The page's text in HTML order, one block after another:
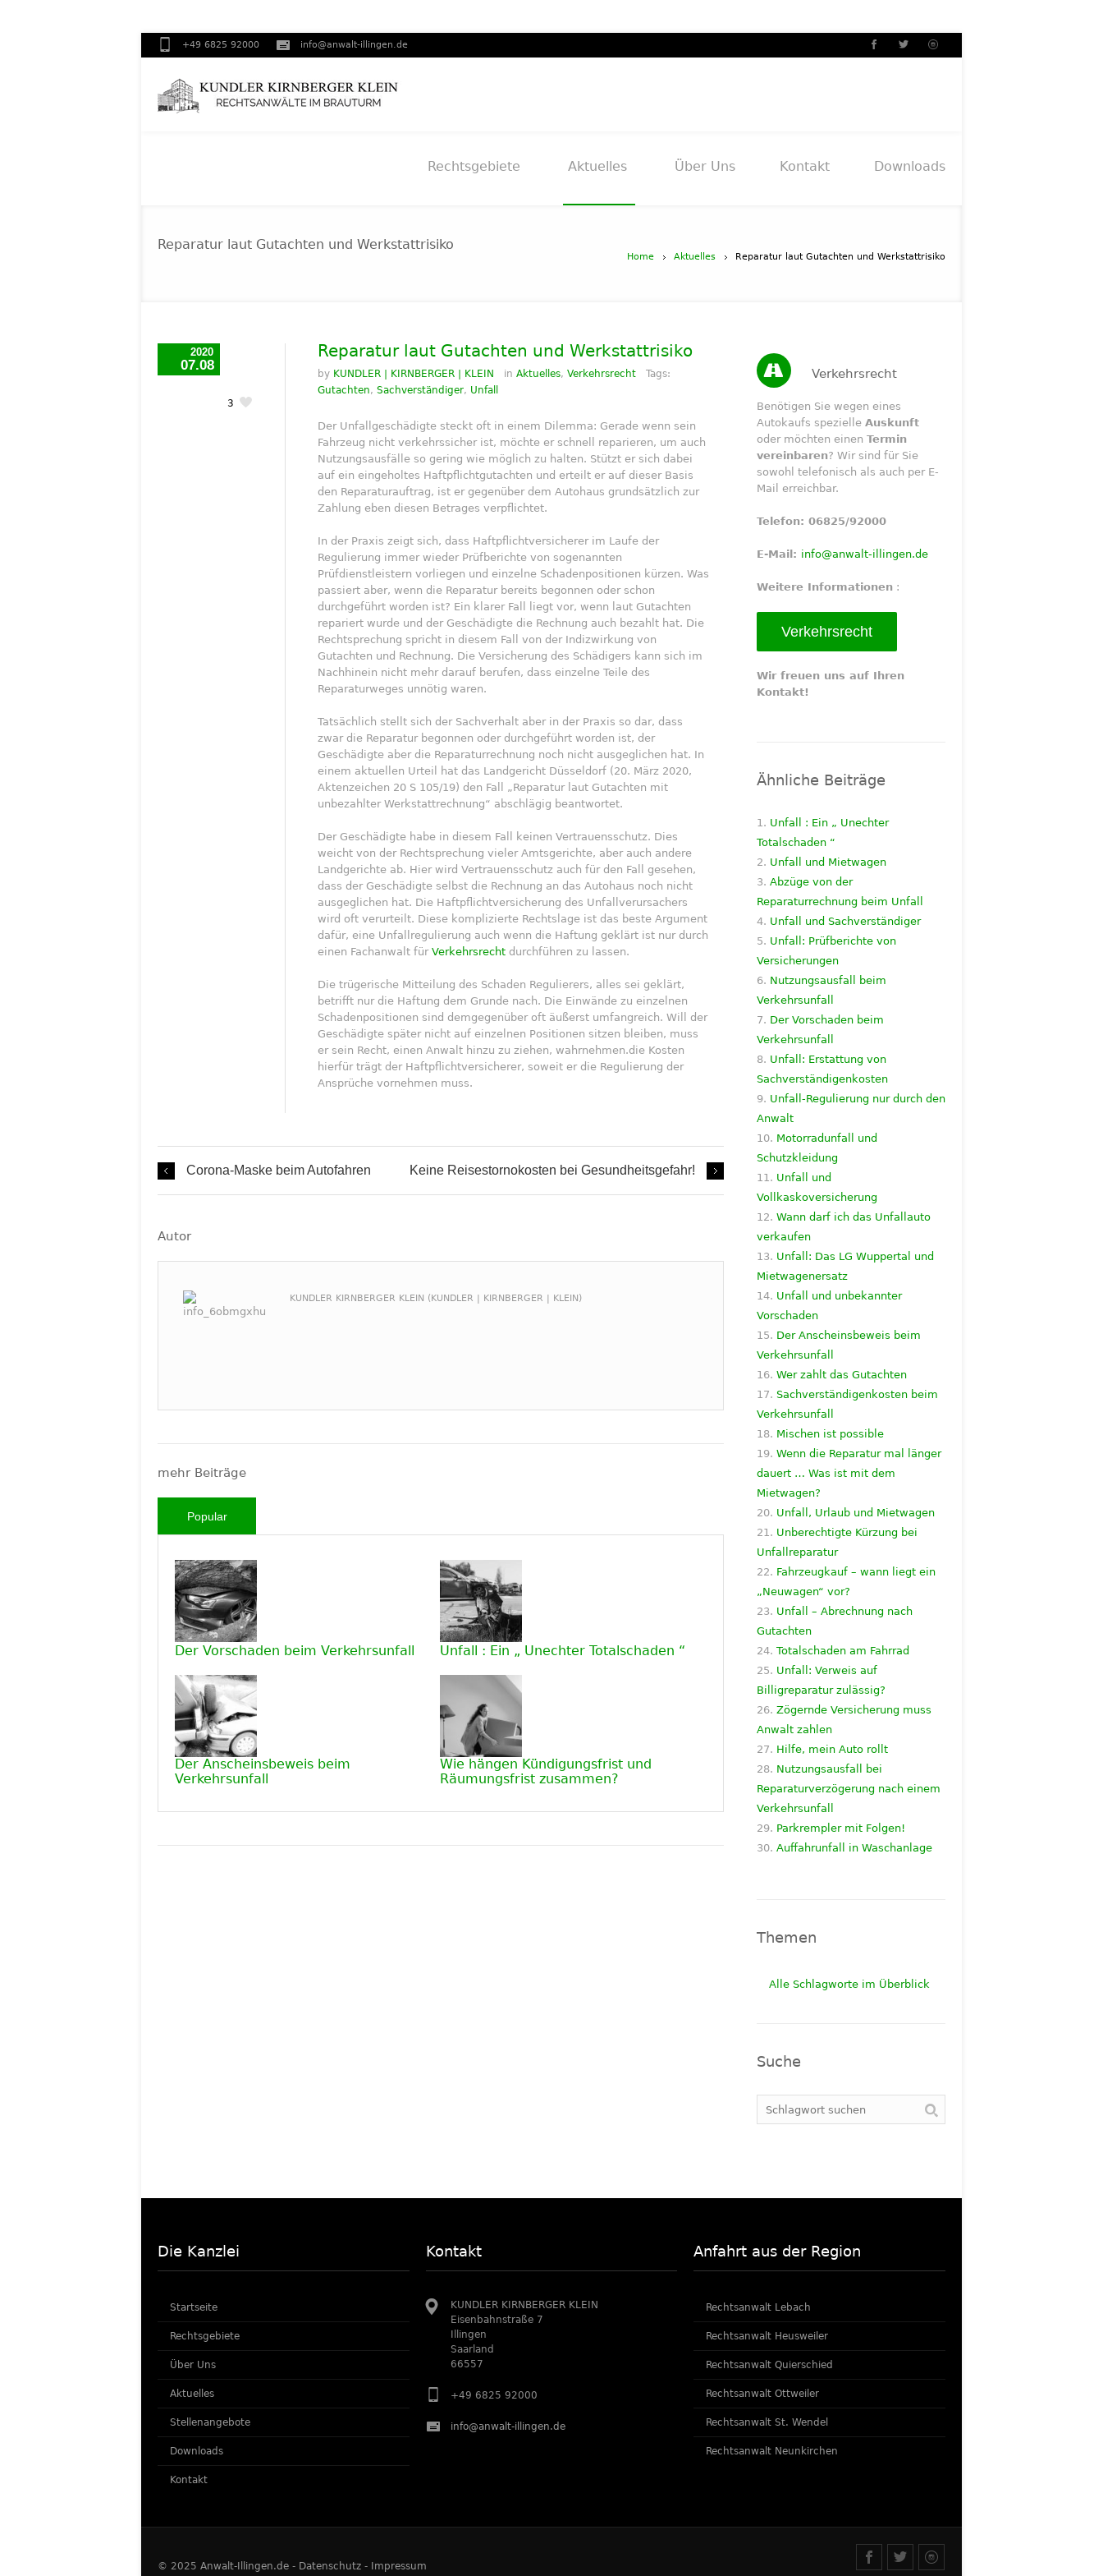
+49 6825 92000 info@anwalt-illingen.de
Rechtsgebiete Aktuelles Über Uns Kontakt Downloads
Reparatur laut Gutachten und Werkstattrisiko
Home Aktuelles Reparatur laut Gutachten und Werkstattrisiko
2020
07.08
3
Reparatur laut Gutachten und Werkstattrisiko
by KUNDLER | KIRNBERGER | KLEIN in Aktuelles, Verkehrsrecht
Tags:
Gutachten, Sachverständiger, Unfall
Der Unfallgeschädigte steckt oft in einem Dilemma: Gerade wenn sein
Fahrzeug nicht verkehrssicher ist, möchte er schnell reparieren, um auch
Nutzungsausfälle so gering wie möglich zu halten. Stützt er sich dabei
auf ein eingeholtes Haftpflichtgutachten und erteilt er auf dieser Basis
den Reparaturauftrag, ist er gegenüber dem Autohaus grundsätzlich zur
Zahlung eben diesen Betrages verpflichtet.
In der Praxis zeigt sich, dass Haftpflichtversicherer im Laufe der
Regulierung immer wieder Prüfberichte von sogenannten
Prüfdienstleistern vorliegen und einzelne Schadenpositionen kürzen. Was
passiert aber, wenn die Reparatur bereits begonnen oder schon
durchgeführt worden ist? Ein klarer Fall liegt vor, wenn laut Gutachten
repariert wurde und der Geschädigte die Rechnung auch bezahlt hat. Die
Rechtsprechung spricht in diesem Fall von der Indizwirkung von
Gutachten und Rechnung. Die Versicherung des Schädigers kann sich im
Nachhinein nicht mehr darauf berufen, dass einzelne Teile des
Reparaturweges unnötig waren.
Tatsächlich stellt sich der Sachverhalt aber in der Praxis so dar, dass
zwar die Reparatur begonnen oder durchgeführt worden ist, der
Geschädigte aber die Reparaturrechnung noch nicht ausgeglichen hat. In
einem aktuellen Urteil hat das Landgericht Düsseldorf (20. März 2020,
Aktenzeichen 20 S 105/19) den Fall „Reparatur laut Gutachten mit
unbezahlter Werkstattrechnung“ abschlägig beantwortet.
Der Geschädigte habe in diesem Fall keinen Vertrauensschutz. Dies
weicht von der Rechtsprechung vieler Amtsgerichte, aber auch andere
Landgerichte ab. Hier wird Vertrauensschutz auch für den Fall gesehen,
dass der Geschädigte selbst die Rechnung an das Autohaus noch nicht
ausgeglichen hat. Die Haftpflichtversicherung des Unfallverursachers
wird oft verurteilt. Diese komplizierte Rechtslage ist das beste Argument
dafür, eine Unfallregulierung auch wenn die Haftung geklärt ist nur durch
einen Fachanwalt für Verkehrsrecht durchführen zu lassen.
Die trügerische Mitteilung des Schaden Regulierers, alles sei geklärt,
betrifft nur die Haftung dem Grunde nach. Die Einwände zu einzelnen
Schadenpositionen sind demgegenüber oft äußerst umfangreich. Will der
Geschädigte später nicht auf einzelnen Positionen sitzen bleiben, muss
er sein Recht, einen Anwalt hinzu zu ziehen, wahrnehmen.die Kosten
hierfür trägt der Haftpflichtversicherer, soweit er die Regulierung der
Ansprüche vornehmen muss.
Corona-Maske beim Autofahren Keine Reisestornokosten bei Gesundheitsgefahr!
Autor
KUNDLER KIRNBERGER KLEIN (KUNDLER | KIRNBERGER | KLEIN)
mehr Beiträge
Popular
Der Vorschaden beim Verkehrsunfall Unfall : Ein „ Unechter Totalschaden “
Der Anscheinsbeweis beim
Verkehrsunfall
Wie hängen Kündigungsfrist und
Räumungsfrist zusammen?
Verkehrsrecht
Benötigen Sie wegen eines
Autokaufs spezielle Auskunft
oder möchten einen Termin
vereinbaren? Wir sind für Sie
sowohl telefonisch als auch per E-
Mail erreichbar.
Telefon: 06825/92000
E-Mail: info@anwalt-illingen.de
Weitere Informationen:
Verkehrsrecht
Wir freuen uns auf Ihren
Kontakt!
Ähnliche Beiträge
Unfall : Ein „ Unechter
Totalschaden “
Unfall und Mietwagen
Abzüge von der
Reparaturrechnung beim Unfall
Unfall und Sachverständiger
Unfall: Prüfberichte von
Versicherungen
Nutzungsausfall beim
Verkehrsunfall
Der Vorschaden beim
Verkehrsunfall
Unfall: Erstattung von
Sachverständigenkosten
Unfall-Regulierung nur durch den
Anwalt
Motorradunfall und
Schutzkleidung
Unfall und
Vollkaskoversicherung
Wann darf ich das Unfallauto
verkaufen
Unfall: Das LG Wuppertal und
Mietwagenersatz
Unfall und unbekannter
Vorschaden
Der Anscheinsbeweis beim
Verkehrsunfall
Wer zahlt das Gutachten
Sachverständigenkosten beim
Verkehrsunfall
Mischen ist possible
Wenn die Reparatur mal länger
dauert … Was ist mit dem
Mietwagen?
Unfall, Urlaub und Mietwagen
Unberechtigte Kürzung bei
Unfallreparatur
Fahrzeugkauf – wann liegt ein
„Neuwagen“ vor?
Unfall – Abrechnung nach
Gutachten
Totalschaden am Fahrrad
Unfall: Verweis auf
Billigreparatur zulässig?
Zögernde Versicherung muss
Anwalt zahlen
Hilfe, mein Auto rollt
Nutzungsausfall bei
Reparaturverzögerung nach einem
Verkehrsunfall
Parkrempler mit Folgen!
Auffahrunfall in Waschanlage
Themen
Alle Schlagworte im Überblick
Suche
Die Kanzlei
Startseite
Rechtsgebiete
Über Uns
Aktuelles
Stellenangebote
Downloads
Kontakt
Kontakt
KUNDLER KIRNBERGER KLEIN
Eisenbahnstraße 7
Illingen
Saarland
66557
+49 6825 92000
info@anwalt-illingen.de
Anfahrt aus der Region
Rechtsanwalt Lebach
Rechtsanwalt Heusweiler
Rechtsanwalt Quierschied
Rechtsanwalt Ottweiler
Rechtsanwalt St. Wendel
Rechtsanwalt Neunkirchen
© 2025 Anwalt-Illingen.de - Datenschutz - Impressum